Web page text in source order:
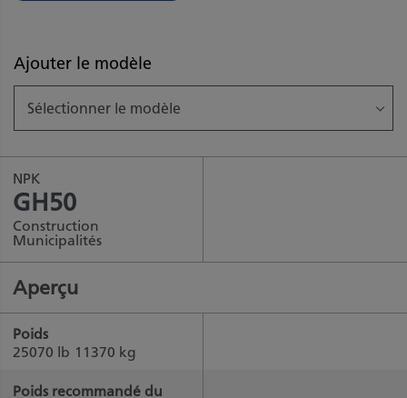
Ajouter le modèle
Sélectionner le modèle
NPK
GH50
Construction
Municipalités
Aperçu
Poids
25070 lb 11370 kg
Poids recommandé du